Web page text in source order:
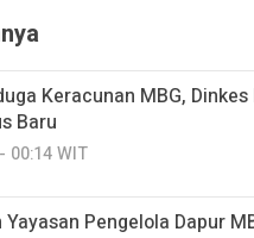
Keracunan MBG,
Baru
00:14 WIT
Pengelola Dapur